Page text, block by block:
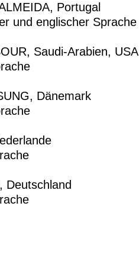
Portugal
und englischer Sprache
Saudi-Arabien, USA
Dänemark